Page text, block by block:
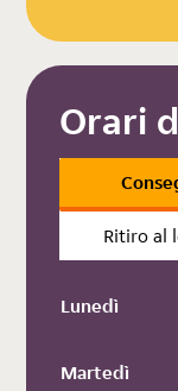
Orari
Ritiro al
Lunedì
Martedì